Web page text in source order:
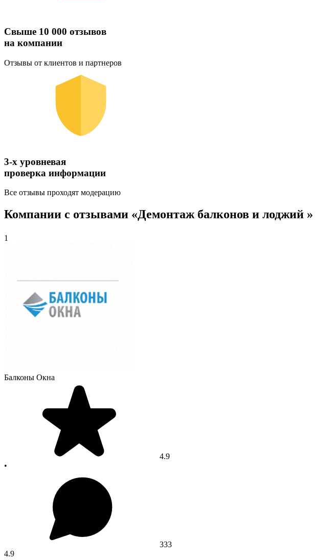
Свыше 10 000 отзывов
на компании
Отзывы от клиентов и партнеров
3-х уровневая
проверка информации
Все отзывы проходят модерацию
Компании с отзывами «Демонтаж балконов и лоджий »
1
Балконы Окна
4.9
•
333
4.9